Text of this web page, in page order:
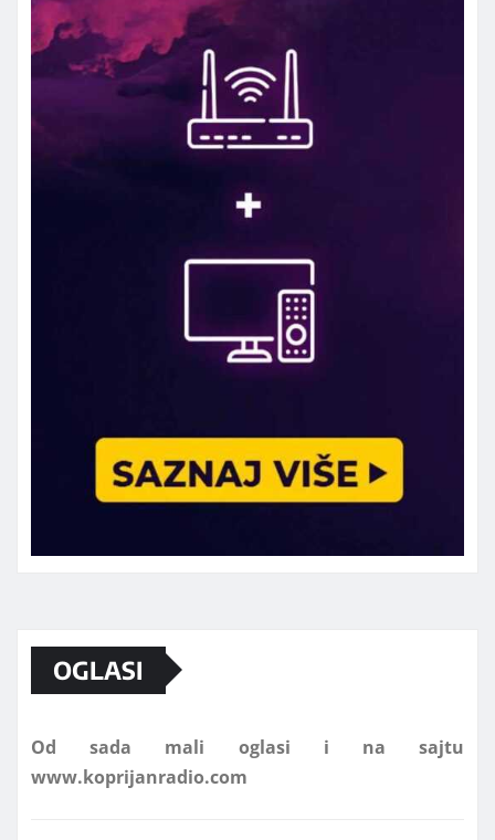
OGLASI
Od sada mali oglasi i na sajtu